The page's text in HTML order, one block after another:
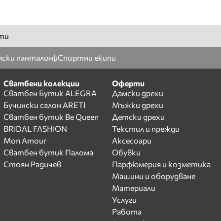
панталониСпортни екипи
Сватбени колекции
Сватбен Бутик ALEGRA
Бучински салон ARETI
Сватбен бутик Be Queen
BRIDAL FASHION
Mon Amour
Сватбен бутик Палома
Стоян Радичев
Оферти
Дамски дрехи
Мъжки дрехи
Детски дрехи
Текстил и прежди
Аксесоари
Обувки
Парфюмерия и козметика
Машини и оборудване
Материали
Услуги
Работа